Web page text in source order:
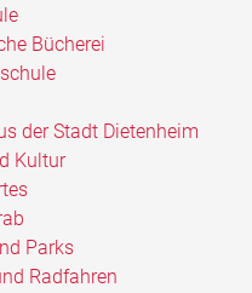
Bücherei
der Stadt Dietenheim
Kultur
Parks
Radfahren